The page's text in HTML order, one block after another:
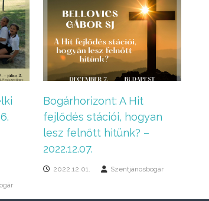
Bogárhorizont: A Hit
fejlődés stációi, hogyan
lesz felnőtt hitünk? –
2022.12.07.
2022.12.01. Szentjánosbogár